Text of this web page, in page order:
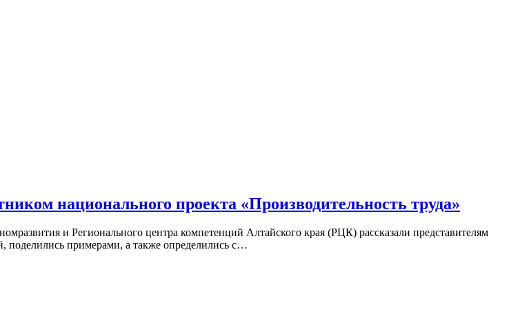
национального проекта «Производительность труда»
и Регионального центра компетенций Алтайского края (РЦК) рассказали представителям
поделились примерами, а также определились с…